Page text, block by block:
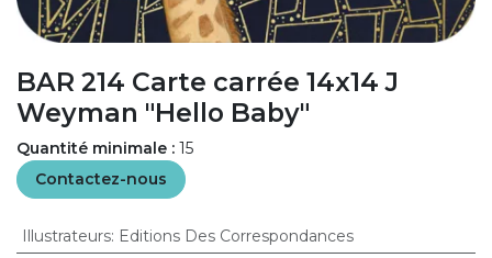
BAR 214 Carte carrée 14x14 J
Weyman "Hello Baby"
Quantité minimale : 15
Contactez-nous
Illustrateurs: Editions Des Correspondances